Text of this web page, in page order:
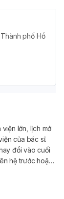
phố Hồ
lớn, lịch mở
của bác sĩ.
đổi vào cuối
hệ trước hoặc